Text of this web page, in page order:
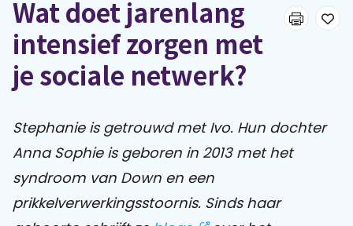
Leren & ontmoeten
Webinars
E-learnings
Themabijeenkomsten
Praat mee
Wat doet jarenlang
intensief zorgen met
je sociale netwerk?
Stephanie is getrouwd met Ivo. Hun dochter
Anna Sophie is geboren in 2013 met het
syndroom van Down en een
prikkelverwerkingsstoornis. Sinds haar